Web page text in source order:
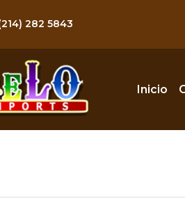
282 5843
Inicio